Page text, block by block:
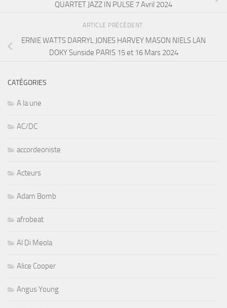
QUARTET JAZZ IN PULSE 7 Avril 2024
ARTICLE PRÉCÉDENT
ERNIE WATTS DARRYL JONES HARVEY MASON NIELS LAN
DOKY Sunside PARIS 15 et 16 Mars 2024
CATÉGORIES
A la une
AC/DC
accordeoniste
Acteurs
Adam Bomb
afrobeat
Al Di Meola
Alice Cooper
Angus Young